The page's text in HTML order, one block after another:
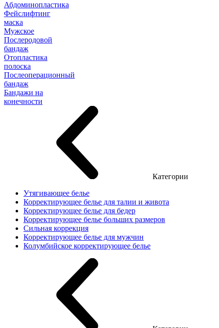
Абдоминопластика
Фейслифтинг
маска
Мужское
Послеродовой
бандаж
Отопластика
полоска
Послеоперационный
бандаж
Бандажи на
конечности
Категории
Утягивающее белье
Корректирующее белье для талии и живота
Корректирующее белье для бедер
Корректирующее белье больших размеров
Сильная коррекция
Корректирующее белье для мужчин
Колумбийское корректирующее белье